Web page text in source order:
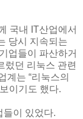
국내 IT산업에서
당시 지속되는
업들이 파산하거
렀던 리눅스 관련
계는 “리눅스의
이기도 했다.
들이 있었다.